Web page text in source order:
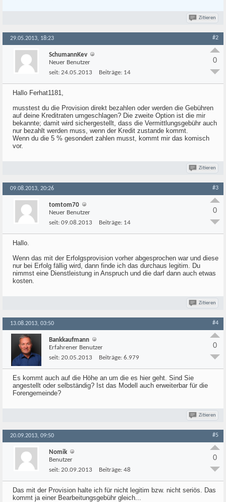
Zitieren
29.05.2013, 18:23 #2
SchumannKev
Neuer Benutzer
seit: 24.05.2013 Beiträge: 14
0
Hallo Ferhat1181,
musstest du die Provision direkt bezahlen oder werden die Gebühren
auf deine Kreditraten umgeschlagen? Die zweite Option ist die mir
bekannte; damit wird sichergestellt, dass die Vermittlungsgebühr auch
nur bezahlt werden muss, wenn der Kredit zustande kommt.
Wenn du die 5 % gesondert zahlen musst, kommt mir das komisch
vor.
Zitieren
09.08.2013, 20:26 #3
tomtom70
Neuer Benutzer
seit: 09.08.2013 Beiträge: 14
0
Hallo.
Wenn das mit der Erfolgsprovision vorher abgesprochen war und diese
nur bei Erfolg fällig wird, dann finde ich das durchaus legitim. Du
nimmst eine Dienstleistung in Anspruch und die darf dann auch etwas
kosten.
Zitieren
13.08.2013, 03:50 #4
Bankkaufmann
Erfahrener Benutzer
seit: 20.05.2013 Beiträge: 6.979
0
Es kommt auch auf die Höhe an um die es hier geht. Sind Sie
angestellt oder selbständig? Ist das Modell auch erweiterbar für die
Forengemeinde?
Zitieren
20.09.2013, 09:50 #5
Nomik
Benutzer
seit: 20.09.2013 Beiträge: 48
0
Das mit der Provision halte ich für nicht legitim bzw. nicht seriös. Das
kommt ja einer Bearbeitungsgebühr gleich...